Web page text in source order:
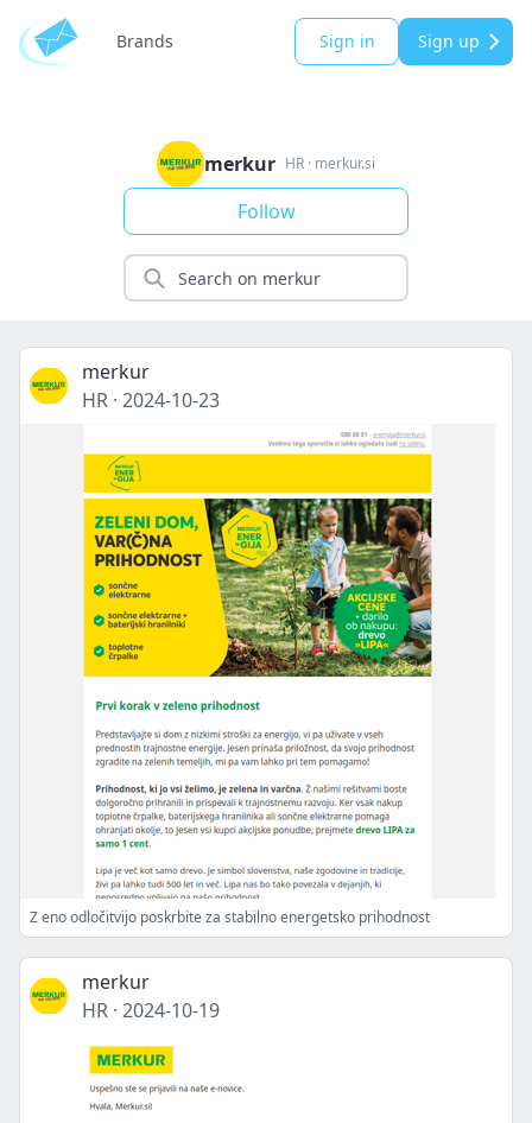
Brands Sign in Sign up
merkur HR · merkur.si
Follow
merkur
HR · 2024-10-23
Z eno odločitvijo poskrbite za stabilno energetsko prihodnost
merkur
HR · 2024-10-19